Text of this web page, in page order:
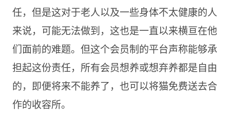
任，但是这对于老人以及一些身体不太健康的人
来说，可能无法做到，这也是一直以来横亘在他
们面前的难题。但这个会员制的平台声称能够承
担起这份责任，所有会员想养或想弃养都是自由
的，即便将来不能养了，也可以将猫免费送去合
作的收容所。